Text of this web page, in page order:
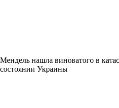
Мендель нашла виноватого в
состоянии Украины